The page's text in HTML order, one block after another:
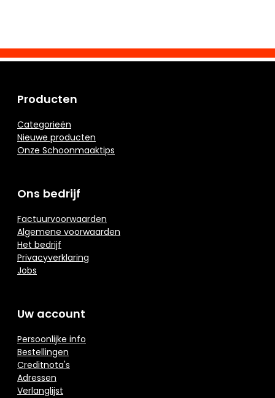
Producten
Categorieën
Nieuwe producten
Onze Schoonmaaktips
Ons bedrijf
Factuurvoorwaarden
Algemene voorwaarden
Het bedrijf
Privacyverklaring
Jobs
Uw account
Persoonlijke info
Bestellingen
Creditnota's
Adressen
Verlanglijst